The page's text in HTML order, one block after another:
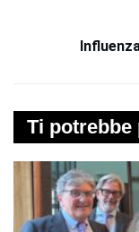
Ti potrebbe